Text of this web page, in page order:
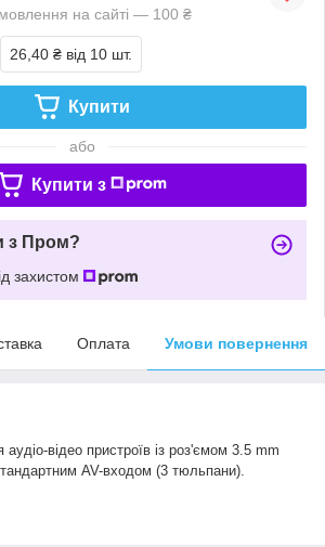
на сайті — 100 ₴
26,40 ₴ від 10 шт.
Купити
або
Купити з
з Пром?
захистом
Оплата Умови повернення
аудіо-відео пристроїв із роз'ємом 3.5 mm
AV-входом (3 тюльпани).